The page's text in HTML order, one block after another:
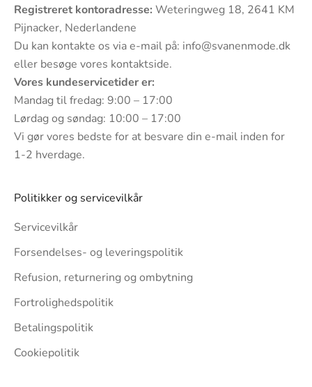
Registreret kontoradresse: Weteringweg 18, 2641 KM
Pijnacker, Nederlandene
Du kan kontakte os via e-mail på: info@svanenmode.dk
eller besøge vores kontaktside.
Vores kundeservicetider er:
Mandag til fredag: 9:00 – 17:00
Lørdag og søndag: 10:00 – 17:00
Vi gør vores bedste for at besvare din e-mail inden for
1-2 hverdage.
Politikker og servicevilkår
Servicevilkår
Forsendelses- og leveringspolitik
Refusion, returnering og ombytning
Fortrolighedspolitik
Betalingspolitik
Cookiepolitik